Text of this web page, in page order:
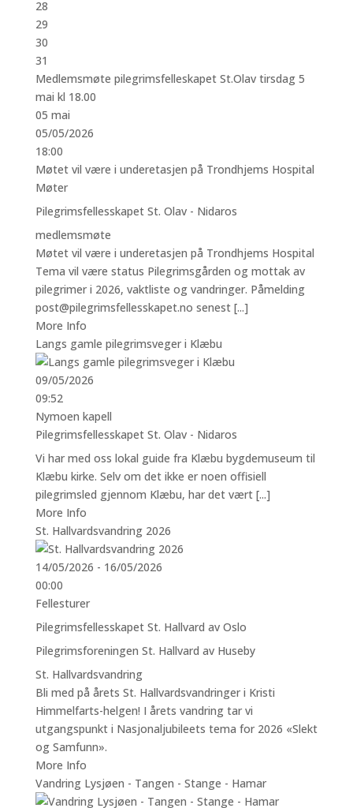
28
29
30
31
Medlemsmøte pilegrimsfelleskapet St.Olav tirsdag 5
mai kl 18.00
05 mai
05/05/2026
18:00
Møtet vil være i underetasjen på Trondhjems Hospital
Møter
Pilegrimsfellesskapet St. Olav - Nidaros
medlemsmøte
Møtet vil være i underetasjen på Trondhjems Hospital
Tema vil være status Pilegrimsgården og mottak av
pilegrimer i 2026, vaktliste og vandringer. Påmelding
post@pilegrimsfellesskapet.no senest [...]
More Info
Langs gamle pilegrimsveger i Klæbu
09/05/2026
09:52
Nymoen kapell
Pilegrimsfellesskapet St. Olav - Nidaros
Vi har med oss lokal guide fra Klæbu bygdemuseum til
Klæbu kirke. Selv om det ikke er noen offisiell
pilegrimsled gjennom Klæbu, har det vært [...]
More Info
St. Hallvardsvandring 2026
14/05/2026 - 16/05/2026
00:00
Fellesturer
Pilegrimsfellesskapet St. Hallvard av Oslo
Pilegrimsforeningen St. Hallvard av Huseby
St. Hallvardsvandring
Bli med på årets St. Hallvardsvandringer i Kristi
Himmelfarts-helgen! I årets vandring tar vi
utgangspunkt i Nasjonaljubileets tema for 2026 «Slekt
og Samfunn».
More Info
Vandring Lysjøen - Tangen - Stange - Hamar